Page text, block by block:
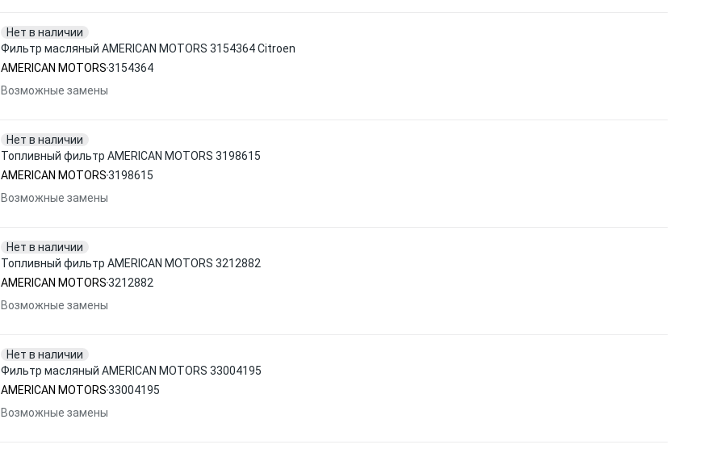
Нет в наличии
Фильтр масляный AMERICAN MOTORS 3154364 Citroen
AMERICAN MOTORS3154364
Возможные замены
Нет в наличии
Топливный фильтр AMERICAN MOTORS 3198615
AMERICAN MOTORS3198615
Возможные замены
Нет в наличии
Топливный фильтр AMERICAN MOTORS 3212882
AMERICAN MOTORS3212882
Возможные замены
Нет в наличии
Фильтр масляный AMERICAN MOTORS 33004195
AMERICAN MOTORS33004195
Возможные замены